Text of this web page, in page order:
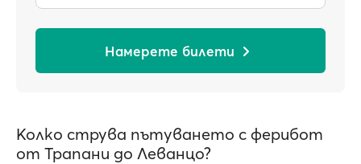
Намерете билети
Колко струва пътуването с ферибот
от Трапани до Леванцо?